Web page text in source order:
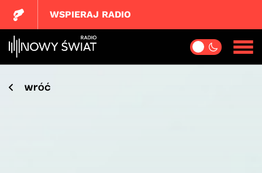
WSPIERAJ RADIO
wróć